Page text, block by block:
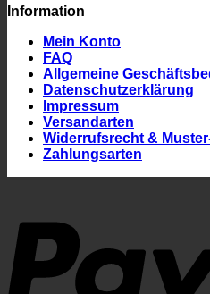
Information
Mein Konto
FAQ
Allgemeine
Datenschutzerklärung
Impressum
Versandarten
Widerrufsrecht &
Zahlungsarten